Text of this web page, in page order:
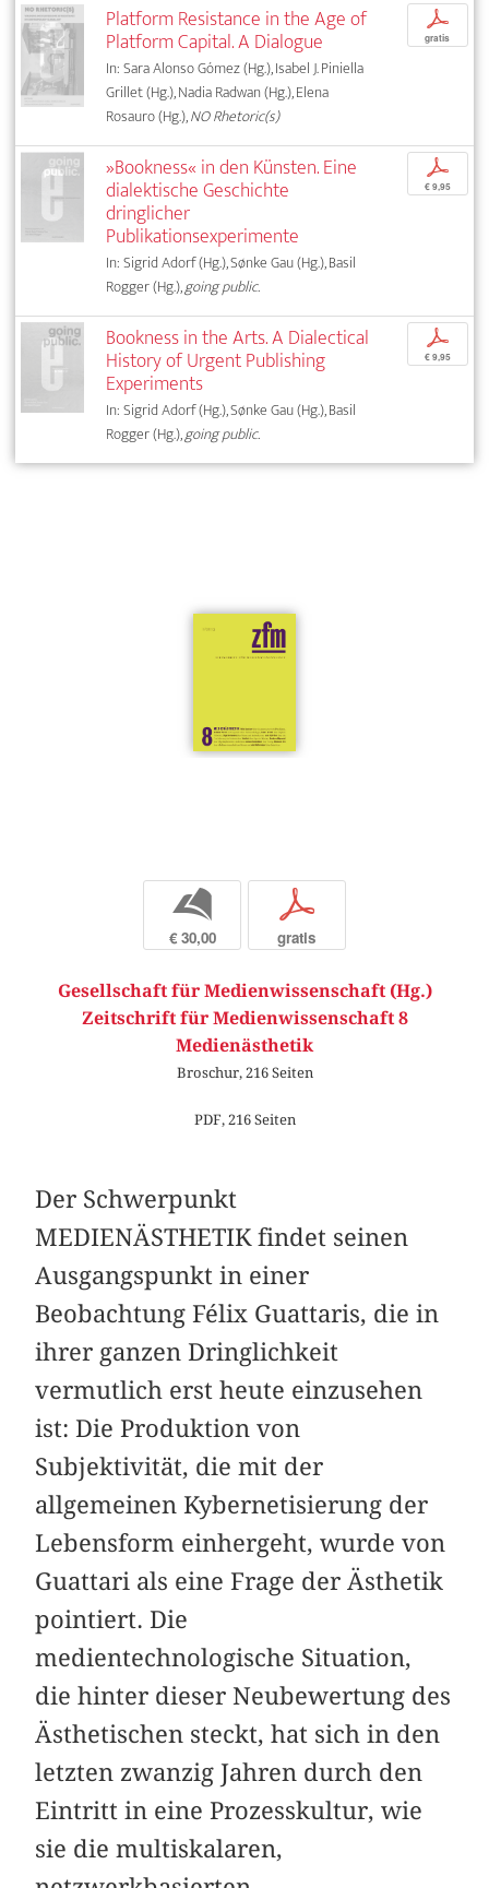
Platform Resistance in the Age of
Platform Capital. A Dialogue
In: Sara Alonso Gómez (Hg.), Isabel J. Piniella
Grillet (Hg.), Nadia Radwan (Hg.), Elena
Rosauro (Hg.),NO Rhetoric(s)
p
gratis
»Bookness« in den Künsten. Eine
dialektische Geschichte
dringlicher
Publikationsexperimente
In: Sigrid Adorf (Hg.), Sønke Gau (Hg.), Basil
Rogger (Hg.),going public.
p
€ 9,95
Bookness in the Arts. A Dialectical
History of Urgent Publishing
Experiments
In: Sigrid Adorf (Hg.), Sønke Gau (Hg.), Basil
Rogger (Hg.),going public.
p
€ 9,95
b
€ 30,00
p
gratis
Gesellschaft für Medienwissenschaft (Hg.)
Zeitschrift für Medienwissenschaft 8
Medienästhetik
Broschur, 216 Seiten
PDF, 216 Seiten
Der Schwerpunkt
MEDIENÄSTHETIK findet seinen
Ausgangspunkt in einer
Beobachtung Félix Guattaris, die in
ihrer ganzen Dringlichkeit
vermutlich erst heute einzusehen
ist: Die Produktion von
Subjektivität, die mit der
allgemeinen Kybernetisierung der
Lebensform einhergeht, wurde von
Guattari als eine Frage der Ästhetik
pointiert. Die
medientechnologische Situation,
die hinter dieser Neubewertung des
Ästhetischen steckt, hat sich in den
letzten zwanzig Jahren durch den
Eintritt in eine Prozesskultur, wie
sie die multiskalaren,